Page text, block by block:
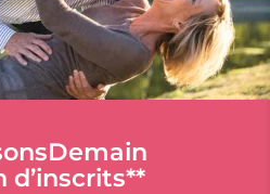
d’inscrits**